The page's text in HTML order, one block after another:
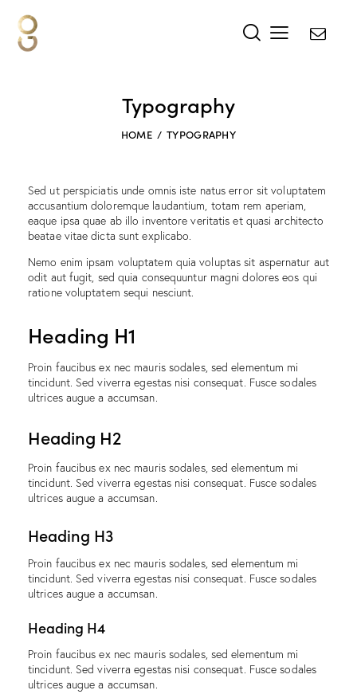
Typography
HOME TYPOGRAPHY
Sed ut perspiciatis unde omnis iste natus error sit voluptatem
accusantium doloremque laudantium, totam rem aperiam,
eaque ipsa quae ab illo inventore veritatis et quasi architecto
beatae vitae dicta sunt explicabo.
Nemo enim ipsam voluptatem quia voluptas sit aspernatur aut
odit aut fugit, sed quia consequuntur magni dolores eos qui
ratione voluptatem sequi nesciunt.
Heading H1
Proin faucibus ex nec mauris sodales, sed elementum mi
tincidunt. Sed viverra egestas nisi consequat. Fusce sodales
ultrices augue a accumsan.
Heading H2
Proin faucibus ex nec mauris sodales, sed elementum mi
tincidunt. Sed viverra egestas nisi consequat. Fusce sodales
ultrices augue a accumsan.
Heading H3
Proin faucibus ex nec mauris sodales, sed elementum mi
tincidunt. Sed viverra egestas nisi consequat. Fusce sodales
ultrices augue a accumsan.
Heading H4
Proin faucibus ex nec mauris sodales, sed elementum mi
tincidunt. Sed viverra egestas nisi consequat. Fusce sodales
ultrices augue a accumsan.